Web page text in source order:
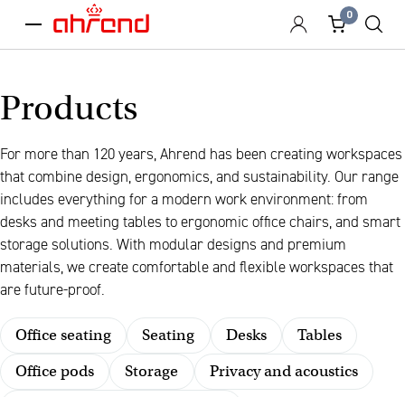
menu
0
Products
For more than 120 years, Ahrend has been creating workspaces
that combine design, ergonomics, and sustainability. Our range
includes everything for a modern work environment: from
desks and meeting tables to ergonomic office chairs, and smart
storage solutions. With modular designs and premium
materials, we create comfortable and flexible workspaces that
are future-proof.
Office seating Seating Desks
Tables
Office pods
Storage
Privacy and acoustics